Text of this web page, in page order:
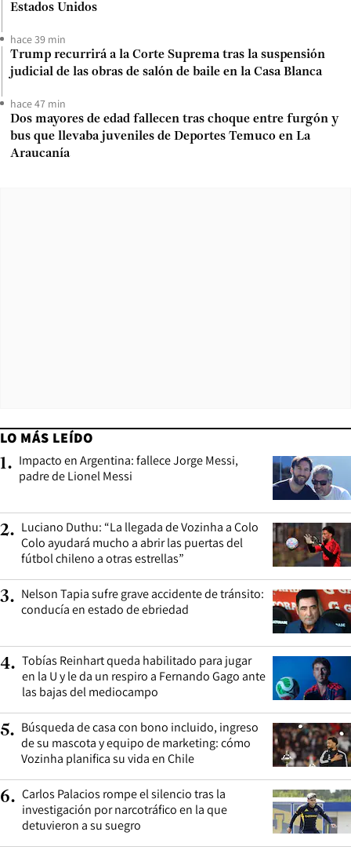
Estados Unidos
hace 39 min
Trump recurrirá a la Corte Suprema tras la suspensión
judicial de las obras de salón de baile en la Casa Blanca
hace 47 min
Dos mayores de edad fallecen tras choque entre furgón y
bus que llevaba juveniles de Deportes Temuco en La
Araucanía
LO MÁS LEÍDO
1. Impacto en Argentina: fallece Jorge Messi,
padre de Lionel Messi
2. Luciano Duthu: “La llegada de Vozinha a Colo
Colo ayudará mucho a abrir las puertas del
fútbol chileno a otras estrellas”
3. Nelson Tapia sufre grave accidente de tránsito:
conducía en estado de ebriedad
4. Tobías Reinhart queda habilitado para jugar
en la U y le da un respiro a Fernando Gago ante
las bajas del mediocampo
5. Búsqueda de casa con bono incluido, ingreso
de su mascota y equipo de marketing: cómo
Vozinha planifica su vida en Chile
6. Carlos Palacios rompe el silencio tras la
investigación por narcotráfico en la que
detuvieron a su suegro